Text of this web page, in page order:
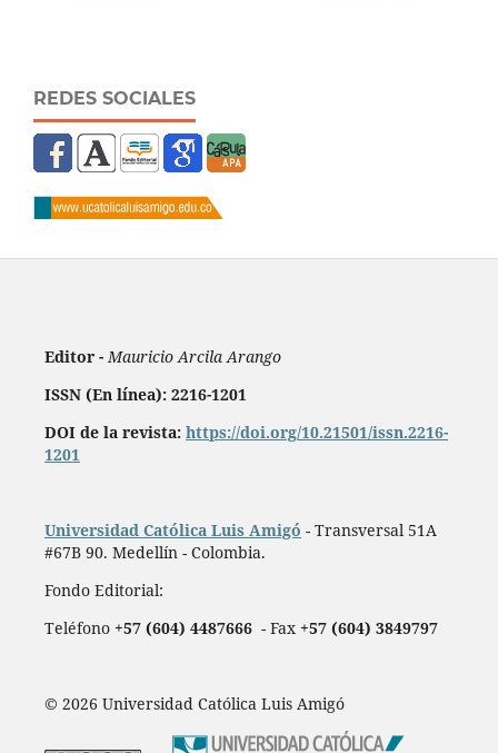
REDES SOCIALES
Editor -Mauricio Arcila Arango
ISSN (En línea): 2216-1201
DOI de la revista: https://doi.org/10.21501/issn.2216-
1201
Universidad Católica Luis Amigó - Transversal 51A
#67B 90. Medellín - Colombia.
Fondo Editorial:
Teléfono +57 (604) 4487666- Fax +57 (604) 3849797
© 2026 Universidad Católica Luis Amigó